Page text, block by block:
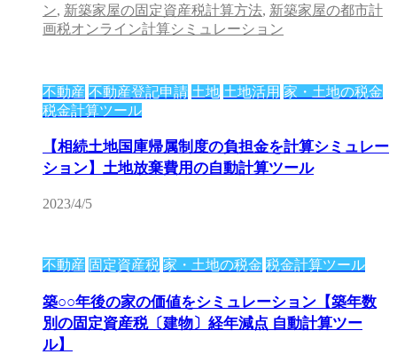
ン, 新築家屋の固定資産税計算方法, 新築家屋の都市計
画税オンライン計算シミュレーション
不動産 不動産登記申請 土地 土地活用 家・土地の税金
税金計算ツール
【相続土地国庫帰属制度の負担金を計算シミュレー
ション】土地放棄費用の自動計算ツール
2023/4/5
不動産 固定資産税 家・土地の税金 税金計算ツール
築○○年後の家の価値をシミュレーション【築年数
別の固定資産税〔建物〕経年減点 自動計算ツー
ル】